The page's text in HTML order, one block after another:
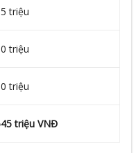
triệu
triệu
triệu
triệu VNĐ